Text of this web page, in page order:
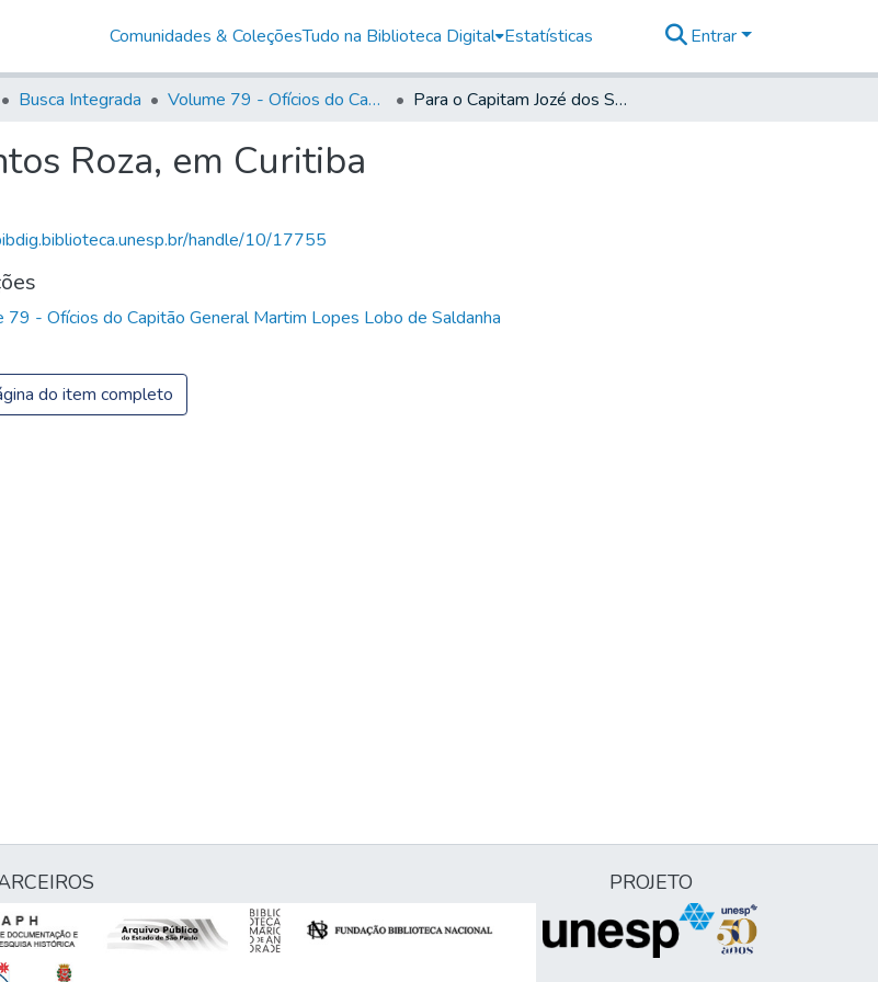
Comunidades & ColeçõesTudo na Biblioteca Digital Estatísticas Entrar
Busca Integrada Volume 79 - Ofícios do Capitão General Martim Lopes Lobo de Saldanha (1777) Para o Capitam Jozé dos Santos Roza, em Curitiba
Roza, em Curitiba
handle/10/17755
79 - Ofícios do Capitão General Martim Lopes Lobo de Saldanha
do item completo
PROJETO